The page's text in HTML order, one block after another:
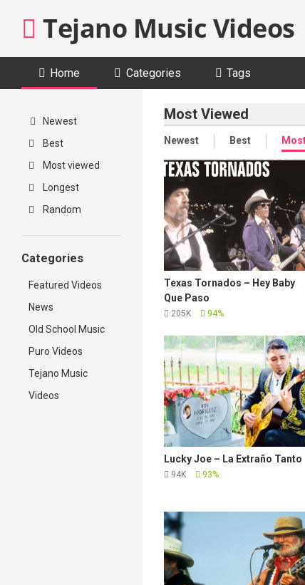
content
Tejano Music Videos
Home Categories Tags
Newest
Best
Most viewed
Longest
Random
Categories
Featured Videos
News
Old School Music
Puro Videos
Tejano Music
Videos
Most Viewed
Newest Best
Texas Tornados – Hey Baby
Que Paso
205K 94%
Lucky Joe – La Extraño Tanto
94K 93%